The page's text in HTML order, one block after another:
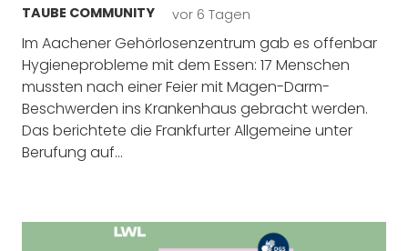
TAUBE COMMUNITY vor 6 Tagen
Im Aachener Gehörlosenzentrum gab es offenbar
Hygieneprobleme mit dem Essen: 17 Menschen
mussten nach einer Feier mit Magen-Darm-
Beschwerden ins Krankenhaus gebracht werden.
Das berichtete die Frankfurter Allgemeine unter
Berufung auf…